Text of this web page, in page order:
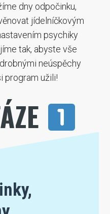
dny odpočinku,
jídelníčkovým
psychiky
tak, abyste vše
neúspěchy
program užili!